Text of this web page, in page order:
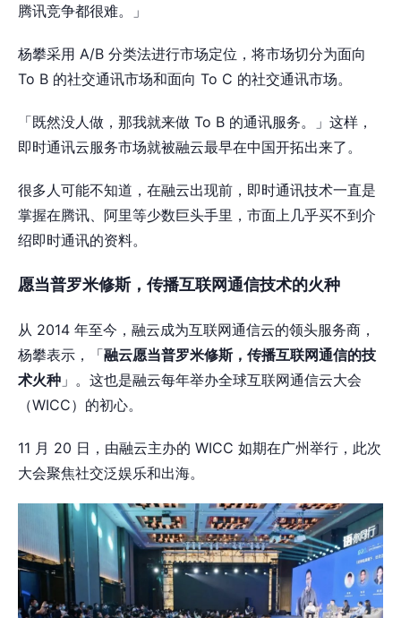
腾讯竞争都很难。」
杨攀采用 A/B 分类法进行市场定位，将市场切分为面向
To B 的社交通讯市场和面向 To C 的社交通讯市场。
「既然没人做，那我就来做 To B 的通讯服务。」这样，
即时通讯云服务市场就被融云最早在中国开拓出来了。
很多人可能不知道，在融云出现前，即时通讯技术一直是
掌握在腾讯、阿里等少数巨头手里，市面上几乎买不到介
绍即时通讯的资料。
愿当普罗米修斯，传播互联网通信技术的火种
从 2014 年至今，融云成为互联网通信云的领头服务商，
杨攀表示，「融云愿当普罗米修斯，传播互联网通信的技
术火种 」。这也是融云每年举办全球互联网通信云大会
（WICC）的初心。
11 月 20 日，由融云主办的 WICC 如期在广州举行，此次
大会聚焦社交泛娱乐和出海。